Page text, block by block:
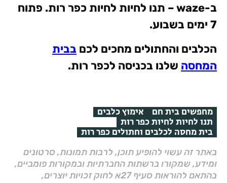
ב-waze –
תנו לחיות לחיות כפר רות. פתוח
7 ימים בשבוע
.
הכלבים והחתולים מחכים לכם בבית
המחסה שלנו בכניסה לכפר רות.
מחפשים בית חם אימוץ כלבים
תנו לחיות לחיות כפר רות
בית מחסה לכלבים וחתולים כפר רות
באתר זה עשוי להופיע תוכן, לרבות תמונות, סרטונים
ומידע, שמקורו ברשתות החברתיות ובמקורות פומביים,
בהתאם להוראות סעיף 27א לחוק זכויות יוצרים,